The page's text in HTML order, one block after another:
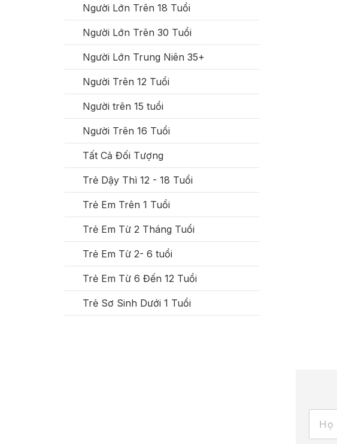
Người Lớn Trên 18 Tuổi
Người Lớn Trên 30 Tuổi
Người Lớn Trung Niên 35+
Người Trên 12 Tuổi
Người trên 15 tuổi
Người Trên 16 Tuổi
Tất Cả Đối Tượng
Trẻ Dậy Thì 12 - 18 Tuổi
Trẻ Em Trên 1 Tuổi
Trẻ Em Từ 2 Tháng Tuổi
Trẻ Em Từ 2- 6 tuổi
Trẻ Em Từ 6 Đến 12 Tuổi
Trẻ Sơ Sinh Dưới 1 Tuổi